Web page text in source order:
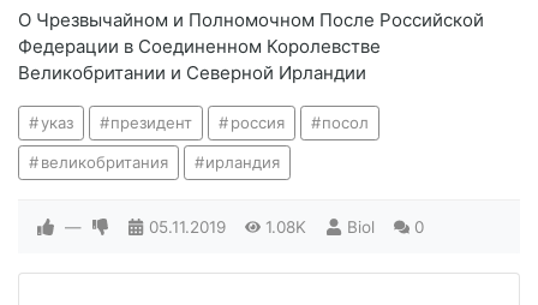
О Чрезвычайном и Полномочном После Российской
Федерации в Соединенном Королевстве
Великобритании и Северной Ирландии
указ президент россия посол
великобритания ирландия
— 05.11.2019 1.08K Biol 0